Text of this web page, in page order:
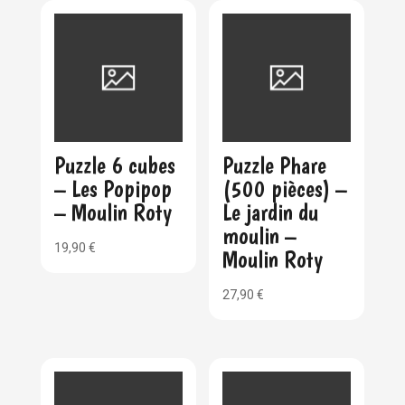
Puzzle 6 cubes
– Les Popipop
– Moulin Roty
19,90 €
Puzzle Phare
(500 pièces) –
Le jardin du
moulin –
Moulin Roty
27,90€